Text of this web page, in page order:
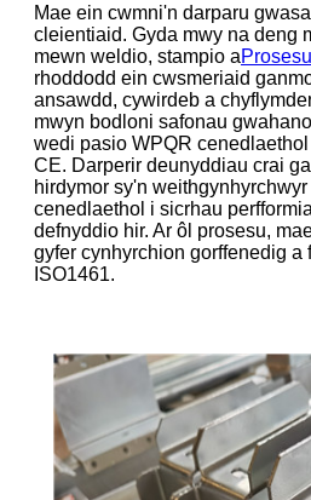
Mae ein cwmni'n darparu
cleientiaid. Gyda mwy na deng
mewn weldio, stampio a
rhoddodd ein cwsmeriaid
ansawdd, cywirdeb a
mwyn bodloni safonau
wedi pasio WPQR
CE. Darperir deunyddiau crai
hirdymor sy'n
cenedlaethol i sicrhau
defnyddio hir. Ar ôl prosesu,
gyfer cynhyrchion gorffenedig a
ISO1461.